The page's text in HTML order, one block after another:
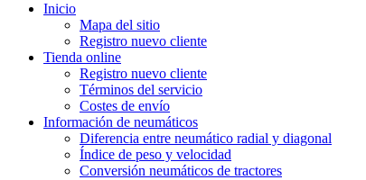
Inicio
Mapa del sitio
Registro nuevo cliente
Tienda online
Registro nuevo cliente
Términos del servicio
Costes de envío
Información de neumáticos
Diferencia entre neumático radial y diagonal
Índice de peso y velocidad
Conversión neumáticos de tractores